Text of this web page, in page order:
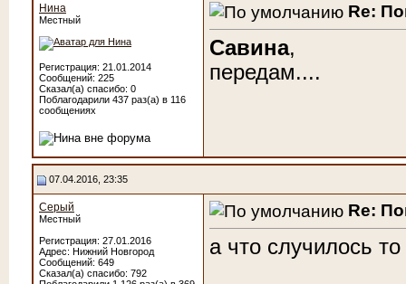
Нина
Местный
Регистрация: 21.01.2014
Сообщений: 225
Сказал(а) спасибо: 0
Поблагодарили 437 раз(а) в 116
сообщениях
Re:
Савина,
передам....
07.04.2016, 23:35
Серый
Местный
Регистрация: 27.01.2016
Адрес: Нижний Новгород
Сообщений: 649
Сказал(а) спасибо: 792
Re:
а что случилось